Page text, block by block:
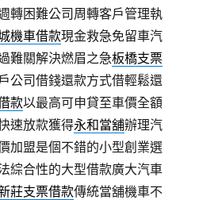
轉困難公司周轉客戶管理執
機車借款現金救急免留車汽
難關解決燃眉之急板橋支票
公司借錢還款方式借輕鬆還
款以最高可申貸至車價全額
速放款獲得永和當舖辦理汽
加盟是個不錯的小型創業選
綜合性的大型借款廣大汽車
莊支票借款傳統當舖機車不